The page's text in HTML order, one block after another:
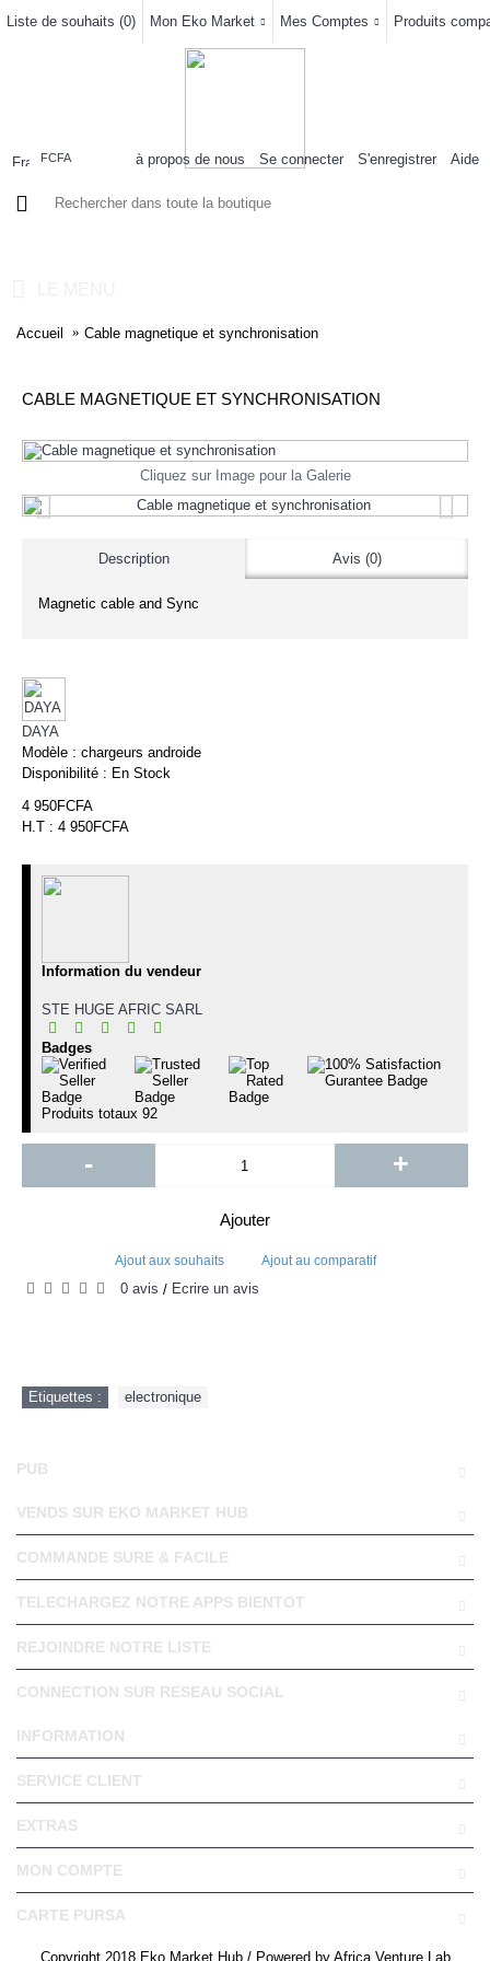
Liste de souhaits (0) Mon Eko Market Mes Comptes Produits
FCFA à propos de nous Se connecter S'enregistrer Aide
Accueil Cable magnetique et synchronisation
CABLE MAGNETIQUE ET SYNCHRONISATION
Cliquez sur Image pour la Galerie
Description Avis (0)
Magnetic cable and Sync
DAYA
Modèle : chargeurs androide
Disponibilité : En Stock
4 950FCFA
H.T : 4 950FCFA
Information du vendeur
STE HUGE AFRIC SARL
Badges
Produits totaux 92
- +
Ajouter
Ajout aux souhaits Ajout au comparatif
0 avis / Écrire un avis
Etiquettes : electronique
PUB
VENDS SUR EKO MARKET HUB
COMMANDE SURE & FACILE
TELECHARGEZ NOTRE APPS BIENTOT
REJOINDRE NOTRE LISTE
CONNECTION SUR RESEAU SOCIAL
INFORMATION
SERVICE CLIENT
EXTRAS
MON COMPTE
CARTE PURSA
Copyright 2018 Eko Market Hub / Powered by Africa Venture Lab